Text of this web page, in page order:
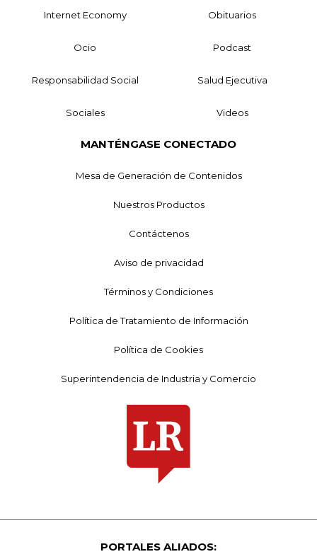
Internet Economy Obituarios
Ocio Podcast
Responsabilidad Social Salud Ejecutiva
Sociales Videos
MANTÉNGASE CONECTADO
Mesa de Generación de Contenidos
Nuestros Productos
Contáctenos
Aviso de privacidad
Términos y Condiciones
Política de Tratamiento de Información
Política de Cookies
Superintendencia de Industria y Comercio
PORTALES ALIADOS: